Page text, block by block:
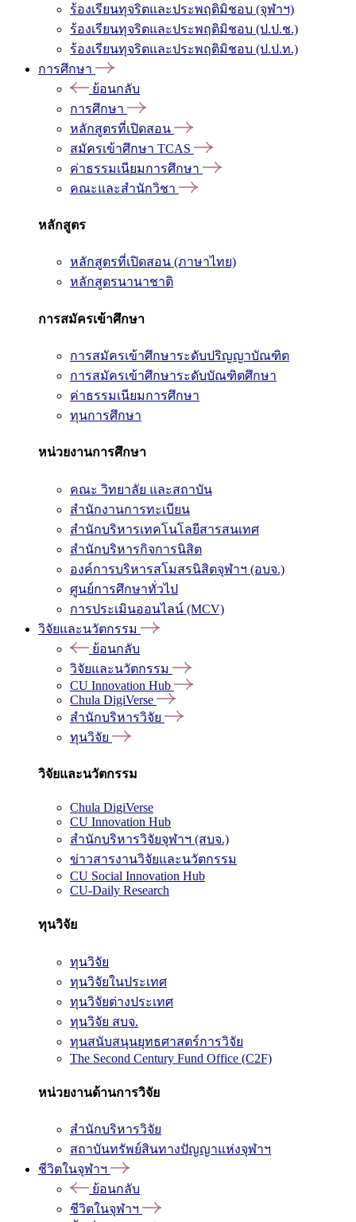
ร้องเรียนทุจริตและประพฤติมิชอบ (จุฬาฯ)
ร้องเรียนทุจริตและประพฤติมิชอบ (ป.ป.ช.)
ร้องเรียนทุจริตและประพฤติมิชอบ (ป.ป.ท.)
การศึกษา
ย้อนกลับ
การศึกษา
หลักสูตรที่เปิดสอน
สมัครเข้าศึกษา TCAS
ค่าธรรมเนียมการศึกษา
คณะและสำนักวิชา
หลักสูตร
หลักสูตรที่เปิดสอน (ภาษาไทย)
หลักสูตรนานาชาติ
การสมัครเข้าศึกษา
การสมัครเข้าศึกษาระดับปริญญาบัณฑิต
การสมัครเข้าศึกษาระดับบัณฑิตศึกษา
ค่าธรรมเนียมการศึกษา
ทุนการศึกษา
หน่วยงานการศึกษา
คณะ วิทยาลัย และสถาบัน
สำนักงานการทะเบียน
สำนักบริหารเทคโนโลยีสารสนเทศ
สำนักบริหารกิจการนิสิต
องค์การบริหารสโมสรนิสิตจุฬาฯ (อบจ.)
ศูนย์การศึกษาทั่วไป
การประเมินออนไลน์ (MCV)
วิจัยและนวัตกรรม
ย้อนกลับ
วิจัยและนวัตกรรม
CU Innovation Hub
Chula DigiVerse
สำนักบริหารวิจัย
ทุนวิจัย
วิจัยและนวัตกรรม
Chula DigiVerse
CU Innovation Hub
สำนักบริหารวิจัยจุฬาฯ (สบจ.)
ข่าวสารงานวิจัยและนวัตกรรม
CU Social Innovation Hub
CU-Daily Research
ทุนวิจัย
ทุนวิจัย
ทุนวิจัยในประเทศ
ทุนวิจัยต่างประเทศ
ทุนวิจัย สบจ.
ทุนสนับสนุนยุทธศาสตร์การวิจัย
The Second Century Fund Office (C2F)
หน่วยงานด้านการวิจัย
สำนักบริหารวิจัย
สถาบันทรัพย์สินทางปัญญาแห่งจุฬาฯ
ชีวิตในจุฬาฯ
ย้อนกลับ
ชีวิตในจุฬาฯ